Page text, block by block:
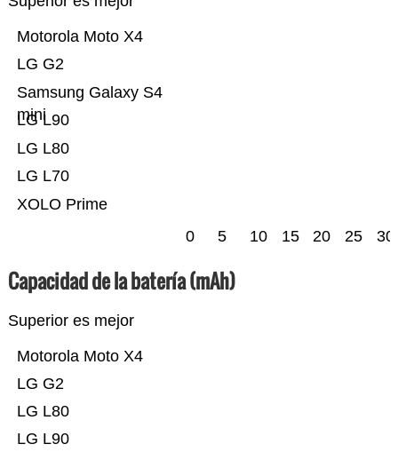
XOLO Prime
LG L70
LG L80
LG L90
Samsung Galaxy S4
mini
LG G2
Motorola Moto X4
0 5 10 15 20 25 30
Capacidad de la batería (mAh)
Superior es mejor
LG L90
LG L80
LG G2
Motorola Moto X4